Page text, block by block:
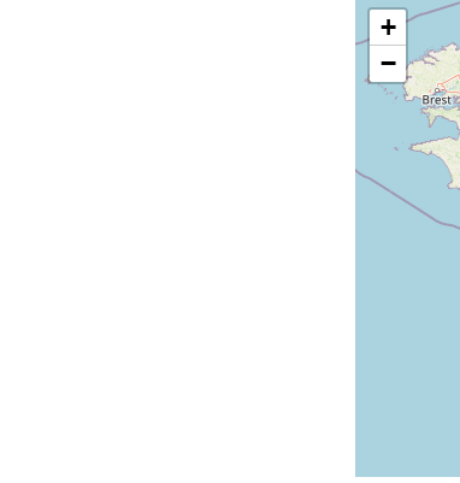
+
−